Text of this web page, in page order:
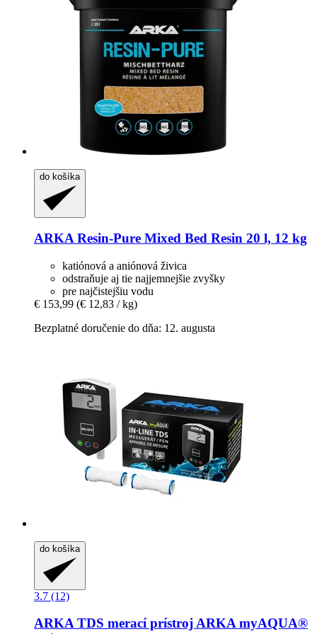
do košíka
ARKAResin-​Pure Mixed Bed Resin 20 l, 12 kg
katiónová a aniónová živica
odstraňuje aj tie najjemnejšie zvyšky
pre najčistejšiu vodu
€ 153,99 (€ 12,83 / kg)
Bezplatné doručenie do dňa: 12. augusta
do košíka
3.7 (12)
ARKATDS merací prístroj ARKA myAQUA®